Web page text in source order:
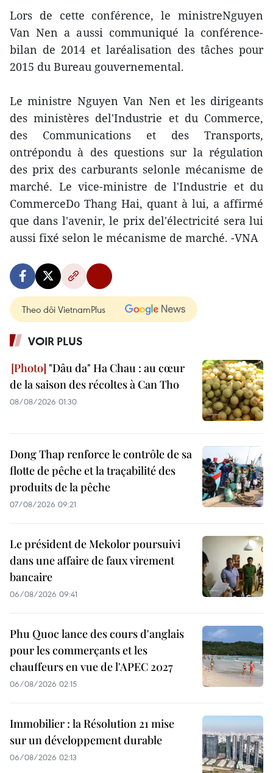
Lors de cette conférence, le ministreNguyen
Van Nen a aussi communiqué la conférence-
bilan de 2014 et laréalisation des tâches pour
2015 du Bureau gouvernemental.
Le ministre Nguyen Van Nen et les dirigeants
des ministères del'Industrie et du Commerce,
des Communications et des Transports,
ontrépondu à des questions sur la régulation
des prix des carburants selonle mécanisme de
marché. Le vice-ministre de l'Industrie et du
CommerceDo Thang Hai, quant à lui, a affirmé
que dans l'avenir, le prix del'électricité sera lui
aussi fixé selon le mécanisme de marché. -VNA
Theo dõi VietnamPlus
VOIR PLUS
"Dâu da" Ha Chau : au cœur
de la saison des récoltes à Can Tho
08/08/2026 01:30
Dong Thap renforce le contrôle de sa
flotte de pêche et la traçabilité des
produits de la pêche
07/08/2026 09:21
Le président de Mekolor poursuivi
dans une affaire de faux virement
bancaire
06/08/2026 09:41
Phu Quoc lance des cours d'anglais
pour les commerçants et les
chauffeurs en vue de l'APEC 2027
06/08/2026 02:15
Immobilier : la Résolution 21 mise
sur un développement durable
06/08/2026 02:13